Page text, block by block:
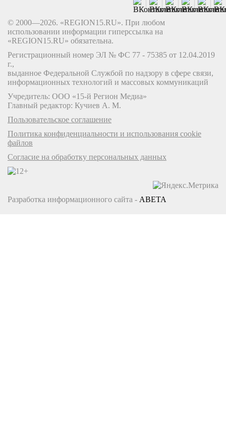
© 2000—2026. «REGION15.RU». При любом
использовании информации гиперссылка на
«REGION15.RU» обязательна.
Регистрационный номер ЭЛ № ФС 77 - 75385 от 12.04.2019
г.,
выданное Федеральной Службой по надзору в сфере связи,
информационных технологий и массовых коммуникаций
Учредитель: ООО «15-й Регион Медиа»
Главный редактор: Кучиев А. М.
Пользовательское соглашение
Политика конфиденциальности и использования cookie
файлов
Согласие на обработку персональных данных
Разработка информационного сайта - ABETA